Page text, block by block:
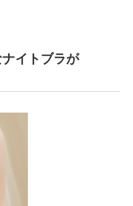
イトブラが